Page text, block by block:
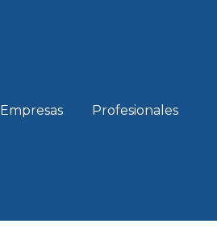
Empresas Profesionales